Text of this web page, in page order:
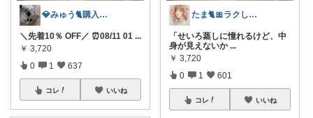
💎みゅう🐈購入感謝(❀ᴗ͈ˬᴗ͈)⁾
＼先着10％ OFF／ ⏰08/11 01 ...
￥ 3,720
0 1 637
コレ いいね
たま🐈🎀ラクして可愛い神コスパ品
「せいろ蒸しに憧れるけど、中
身が見えないか ...
￥ 3,720
0 1 601
コレ いいね